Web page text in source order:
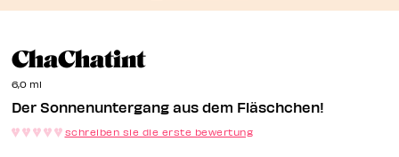
ChaChatintDer
6,0 ml
Der Sonnenuntergang aus dem Fläschchen!
schreiben sie die erste bewertung